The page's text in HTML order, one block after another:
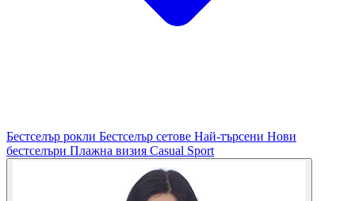
Бестселър рокли Бестселър сетове Най-търсени Нови
бестселъри Плажна визия Casual Sport